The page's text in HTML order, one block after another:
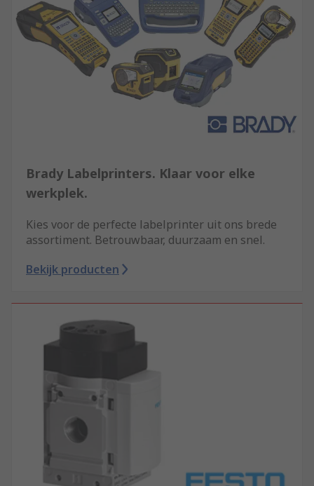
Brady Labelprinters. Klaar voor elke
werkplek.
Kies voor de perfecte labelprinter uit ons brede
assortiment. Betrouwbaar, duurzaam en snel.
Bekijk producten